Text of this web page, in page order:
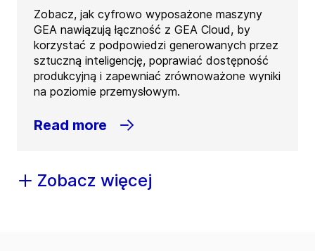
Zobacz, jak cyfrowo wyposażone maszyny
GEA nawiązują łączność z GEA Cloud, by
korzystać z podpowiedzi generowanych przez
sztuczną inteligencję, poprawiać dostępność
produkcyjną i zapewniać zrównoważone wyniki
na poziomie przemysłowym.
Read more
Zobacz więcej